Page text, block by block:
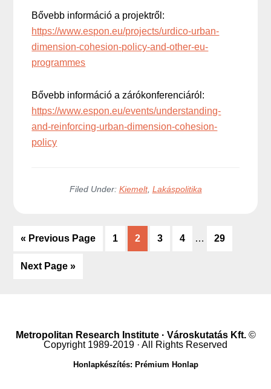
Bővebb információ a projektről:
https://www.espon.eu/projects/urdico-urban-
dimension-cohesion-policy-and-other-eu-
programmes
Bővebb információ a zárókonferenciáról:
https://www.espon.eu/events/understanding-
and-reinforcing-urban-dimension-cohesion-
policy
Filed Under: Kiemelt, Lakáspolitika
« Go
Previous Page
Go
1
Go
to
2
Go
3
Go
4
Interim
…
Go
29
Go
Next Page »
Metropolitan Research Institute · Városkutatás Kft.©
Copyright 1989-2019 · All Rights Reserved
Honlapkészítés: Prémium Honlap